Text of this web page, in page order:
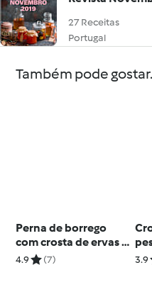
27 Receitas
Portugal
Também pode
Perna de borrego
com crosta de ervas e
puré de couve-flor e
4.9 (7) 3.9